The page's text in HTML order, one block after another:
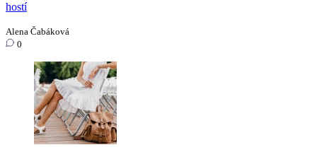
hostí
Alena Čabáková
0